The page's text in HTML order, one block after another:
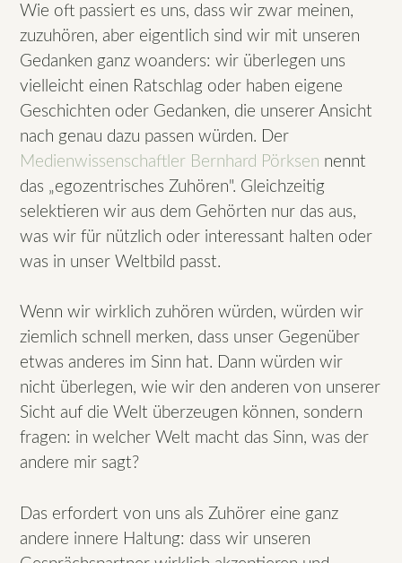
Wie oft passiert es uns, dass wir zwar meinen,
zuzuhören, aber eigentlich sind wir mit unseren
Gedanken ganz woanders: wir überlegen uns
vielleicht einen Ratschlag oder haben eigene
Geschichten oder Gedanken, die unserer Ansicht
nach genau dazu passen würden. Der
Medienwissenschaftler Bernhard Pörksen nennt
das „egozentrisches Zuhören". Gleichzeitig
selektieren wir aus dem Gehörten nur das aus,
was wir für nützlich oder interessant halten oder
was in unser Weltbild passt.
Wenn wir wirklich zuhören würden, würden wir
ziemlich schnell merken, dass unser Gegenüber
etwas anderes im Sinn hat. Dann würden wir
nicht überlegen, wie wir den anderen von unserer
Sicht auf die Welt überzeugen können, sondern
fragen: in welcher Welt macht das Sinn, was der
andere mir sagt?
Das erfordert von uns als Zuhörer eine ganz
andere innere Haltung: dass wir unseren